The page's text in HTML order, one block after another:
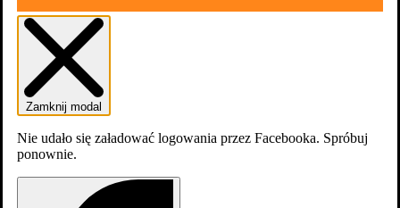
Zamknij modal
Nie udało się załadować logowania przez Facebooka. Spróbuj
ponownie.